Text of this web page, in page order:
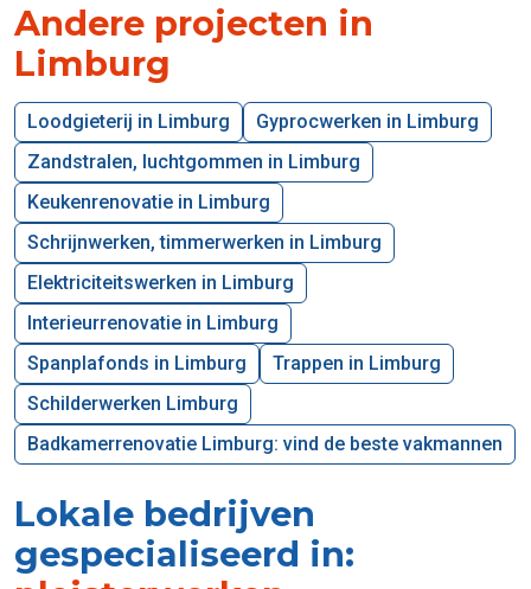
Andere projecten in
Limburg
Loodgieterij in Limburg
Gyprocwerken in Limburg
Zandstralen, luchtgommen in Limburg
Keukenrenovatie in Limburg
Schrijnwerken, timmerwerken in Limburg
Elektriciteitswerken in Limburg
Interieurrenovatie in Limburg
Spanplafonds in Limburg
Trappen in Limburg
Schilderwerken Limburg
Badkamerrenovatie Limburg: vind de beste vakmannen
Lokale bedrijven
gespecialiseerd in: